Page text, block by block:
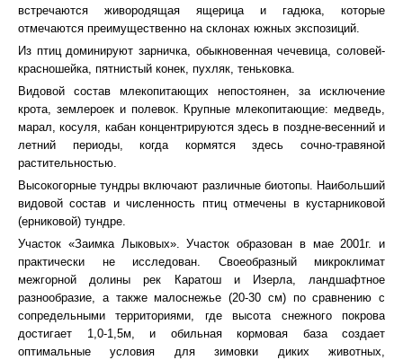
встречаются живородящая ящерица и гадюка, которые
отмечаются преимущественно на склонах южных экспозиций.
Из птиц доминируют зарничка, обыкновенная чечевица, соловей-
красношейка, пятнистый конек, пухляк, теньковка.
Видовой состав млекопитающих непостоянен, за исключение
крота, землероек и полевок. Крупные млекопитающие: медведь,
марал, косуля, кабан концентрируются здесь в поздне-весенний и
летний периоды, когда кормятся здесь сочно-травяной
растительностью.
Высокогорные тундры включают различные биотопы. Наибольший
видовой состав и численность птиц отмечены в кустарниковой
(ерниковой) тундре.
Участок «Заимка Лыковых». Участок образован в мае 2001г. и
практически не исследован. Своеобразный микроклимат
межгорной долины рек Каратош и Изерла, ландшафтное
разнообразие, а также малоснежье (20-30 см) по сравнению с
сопредельными территориями, где высота снежного покрова
достигает 1,0-1,5м, и обильная кормовая база создает
оптимальные условия для зимовки диких животных,